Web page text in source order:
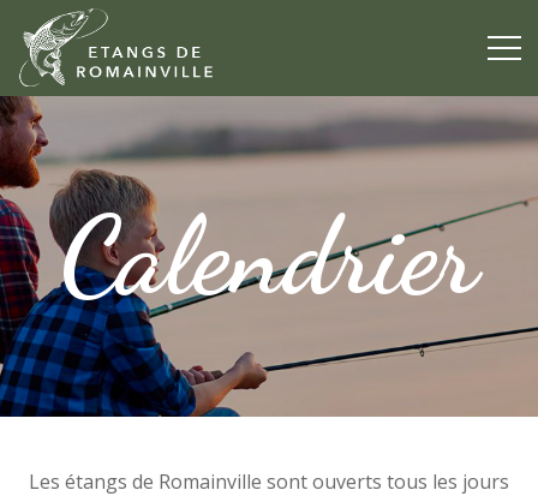
Calendrier
Les étangs de Romainville sont ouverts tous les jours